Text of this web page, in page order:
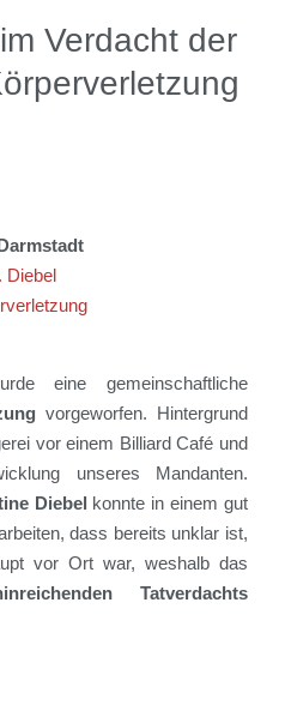
Verdacht der
Diebel
eine gemeinschaftliche
vorgeworfen. Hintergrund
vor einem BilliardCafé und
unseres Mandanten.
Diebel konnte in einem gut
dass bereits unklar ist,
vor Ort war, weshalb das
nTatverdachts